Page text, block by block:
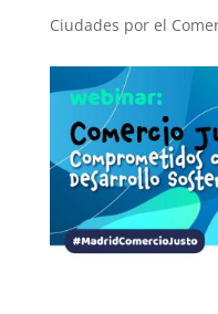
Ciudades por el